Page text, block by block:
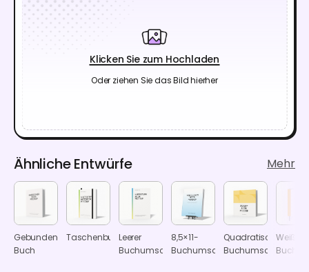
Klicken Sie zum Hochladen
Oder ziehen Sie das Bild hierher
Ähnliche Entwürfe Mehr
Gebundenes
Buch
TaschenbuchLeerer
Buchumschlag
8,5×11-
Buchumschlag
Quadratischer
Buchumschlag
Weißer